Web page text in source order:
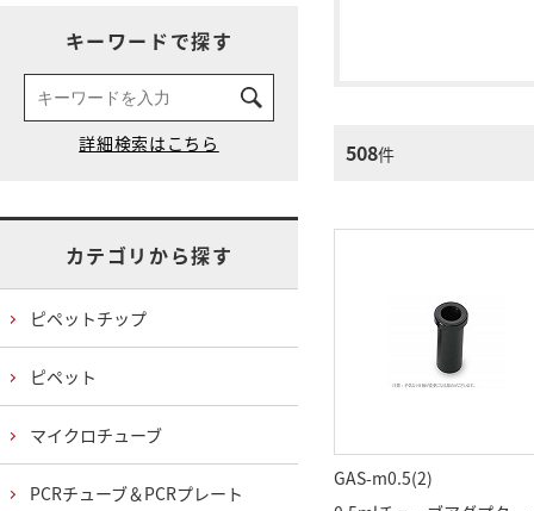
508件
GAS-m0.5(2)
キーワードで探す
カテゴリから探す
ピペットチップ
ピペット
マイクロチューブ
PCRチューブ＆PCRプレート